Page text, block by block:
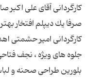
كارگردانی آقای علی اكبر
صرفا یك دیپلم افتخار
كارگردانی امیر حشمتی
جلوه های ویژه ، نجف
بلورین طراحی صحنه و